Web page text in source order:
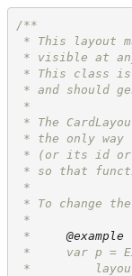
/**
* This layout
* visible at
* This class
* and should
*
* The
* the only way
* (or its id or
* so that
*
* To change
*
* @example
*     var p
*